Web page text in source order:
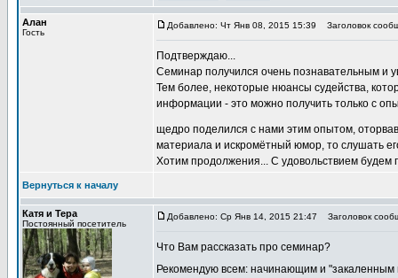
Алан
Гость
Добавлено: Чт Янв 08, 2015 15:39 Заголовок
Подтверждаю...
Семинар получился очень познавательным и
Тем более, некоторые нюансы судейства,
информации - это можно получить только с
щедро поделился с нами этим опытом,
материала и искромётный юмор, то слушать
Хотим продолжения... С удовольствием будем
Вернуться к началу
Катя и Тера
Постоянный посетитель
Добавлено: Ср Янв 14, 2015 21:47 Заголовок
Что Вам рассказать про семинар?
Рекомендую всем: начинающим и